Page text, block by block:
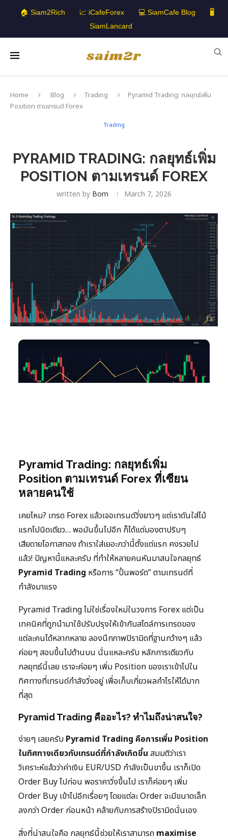
🏠 Siam2Rich 📈 iCafeForex 💻 SiamCafe Blog
🖥️
SiamLancard
Home Blog Trading
Pyramid Trading: กลยุทธ์เพิ่ม
Position ตามเทรนด์ Forex
Trading
PYRAMID TRADING: กลยุทธ์เพิ่ม
POSITION ตามเทรนด์ FOREX
written by Bom March 7, 2026
Pyramid Trading: กลยุทธ์เพิ่ม
Position ตามเทรนด์ Forex ที่เซียน
หลายคนใช้
เคยไหม? เทรด Forex แล้วเจอเทรนด์วิ่งยาวๆ แต่เราดันใส่ไม้
แรกไปนิดเดียว… พอมันขึ้นไปอีก ก็ได้แต่มองตาปริบๆ
เสียดายโอกาสทอง ถ้าเราใส่เยอะกว่านี้ตั้งแต่แรก คงรวยไป
แล้ว! ปัญหานี้แหละครับ ที่ทำให้หลายคนหันมาสนใจกลยุทธ์
Pyramid Trading หรือการ “ปั้นพอร์ต” ตามเทรนด์ที่
กำลังมาแรง
Pyramid Trading ไม่ใช่เรื่องใหม่ในวงการ Forex แต่เป็น
เทคนิคที่ถูกนำมาใช้ปรับปรุงให้เข้ากับสไตล์การเทรดของ
แต่ละคนได้หลากหลาย ลองนึกภาพปิรามิดที่ฐานกว้างๆ แล้ว
ค่อยๆ สอบขึ้นไปด้านบน นั่นแหละครับ หลักการเดียวกับ
กลยุทธ์นี้เลย เราจะค่อยๆ เพิ่ม Position ของเราเข้าไปใน
ทิศทางที่เทรนด์กำลังวิ่งอยู่ เพื่อเก็บเกี่ยวผลกำไรให้ได้มาก
ที่สุด
Pyramid Trading คืออะไร? ทำไมถึงน่าสนใจ?
ง่ายๆ เลยครับ Pyramid Trading คือการเพิ่ม Position
ในทิศทางเดียวกับเทรนด์ที่กำลังเกิดขึ้น สมมติว่าเรา
วิเคราะห์แล้วว่าค่าเงิน EUR/USD กำลังเป็นขาขึ้น เราก็เปิด
Order Buy ไปก่อน พอราคาวิ่งขึ้นไป เราก็ค่อยๆ เพิ่ม
Order Buy เข้าไปอีกเรื่อยๆ โดยแต่ละ Order จะมีขนาดเล็ก
ลงกว่า Order ก่อนหน้า คล้ายกับการสร้างปิรามิดนั่นเอง
สิ่งที่น่าสนใจคือ กลยุทธ์นี้ช่วยให้เราสามารถ maximise